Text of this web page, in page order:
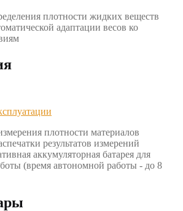
плотности жидких веществ
адаптации весов ко
плотности материалов
результатов измерений
аккумуляторная батарея для
(время автономной работы - до 8